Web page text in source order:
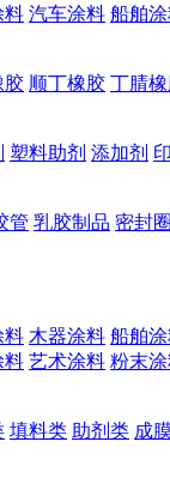
料 汽车涂料 船舶
胶 顺丁橡胶 丁腈
塑料助剂 添加剂
管 乳胶制品 密封圈
料 木器涂料 船舶
料 艺术涂料 粉末
填料类 助剂类 成